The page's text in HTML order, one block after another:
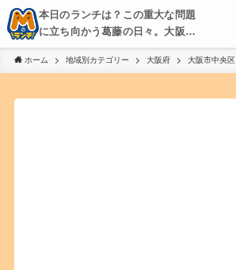
本日のランチは？この重大な問題
に立ち向かう葛藤の日々。大阪・
京都・神戸を中心とした食べ歩
き、飲み歩きを綴る。
ホーム 地域別カテゴリー 大阪府 大阪市中央区